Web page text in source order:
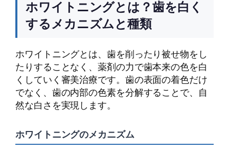
ホワイトニングとは？歯を白く
するメカニズムと種類
ホワイトニングとは、歯を削ったり被せ物をし
たりすることなく、薬剤の力で歯本来の色を白
くしていく審美治療です。歯の表面の着色だけ
でなく、歯の内部の色素を分解することで、自
然な白さを実現します。
ホワイトニングのメカニズム